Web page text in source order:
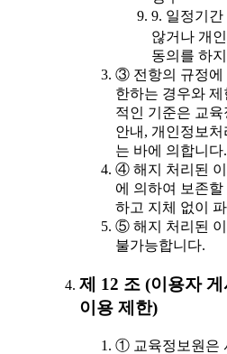
9. 일정기간
않거나 개
동의를 하
③ 전항의 규정에
한하는 경우와 제
적인 기준은 교
안내, 개인정보
는 바에 의합니다.
④ 해지 처리된
에 의하여 보존
하고 지체 없이
⑤ 해지 처리된 이
불가능합니다.
제 12 조 (이용자
이용 제한)
① 교육정보원은